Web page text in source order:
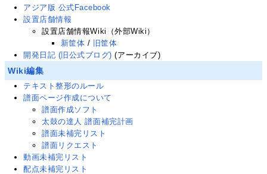
アジア版 公式Facebook
設置店舗情報
設置店舗情報Wiki（外部Wiki）
新筐体 / 旧筐体
開発日記 (旧公式ブログ) (アーカイブ)
Wiki編集
テキスト整形のルール
譜面ページ作成について
譜面作成ソフト
太鼓の達人 譜面補完計画
譜面未補完リスト
譜面リクエスト
動画未補完リスト
配点未補完リスト